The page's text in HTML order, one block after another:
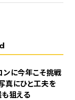
ンに今年こそ挑戦
真にひと工夫を
も狙える